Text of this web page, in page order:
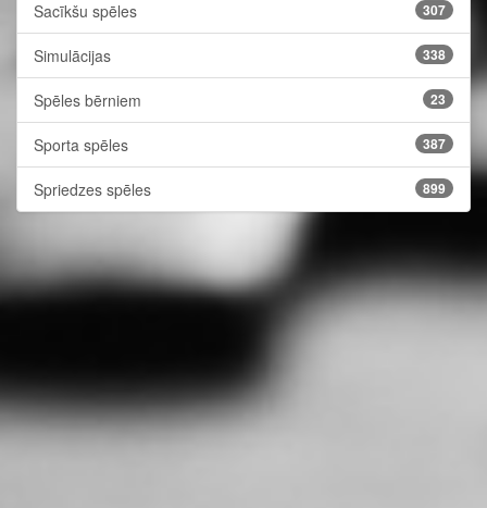
Sacīkšu spēles 307
Simulācijas 338
Spēles bērniem 23
Sporta spēles 387
Spriedzes spēles 899